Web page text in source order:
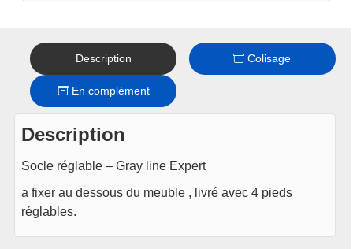
Description Colisage
En complément
Description
Socle réglable – Gray line Expert
a fixer au dessous du meuble , livré avec 4 pieds
réglables.